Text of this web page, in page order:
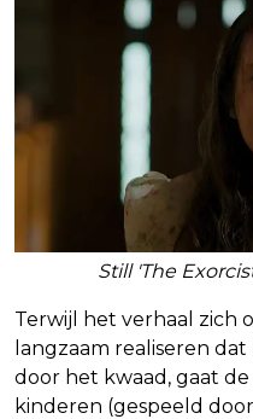
Still 'The
Terwijl het verhaal zich
langzaam realiseren
door het kwaad, gaat
kinderen (gespeeld